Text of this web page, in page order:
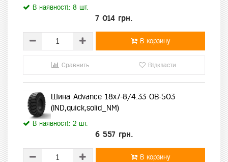
В наявності: 8 шт.
7 014 грн.
В корзину
Сравнить Відкласти
Шина Advance 18x7-8/4.33 OB-503
(IND,quick,solid_NM)
В наявності: 2 шт.
6 557 грн.
В корзину